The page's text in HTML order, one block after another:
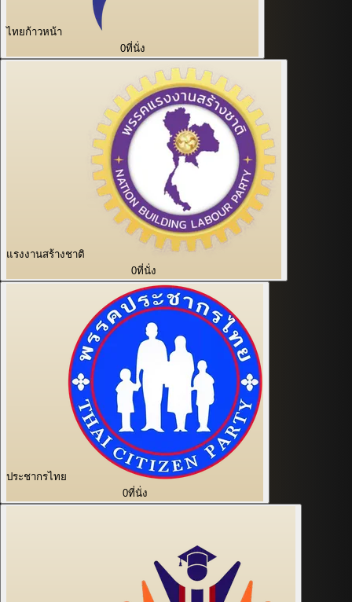
ไทยก้าวหน้า
0ที่นั่ง
แรงงานสร้างชาติ
0ที่นั่ง
ประชากรไทย
0ที่นั่ง